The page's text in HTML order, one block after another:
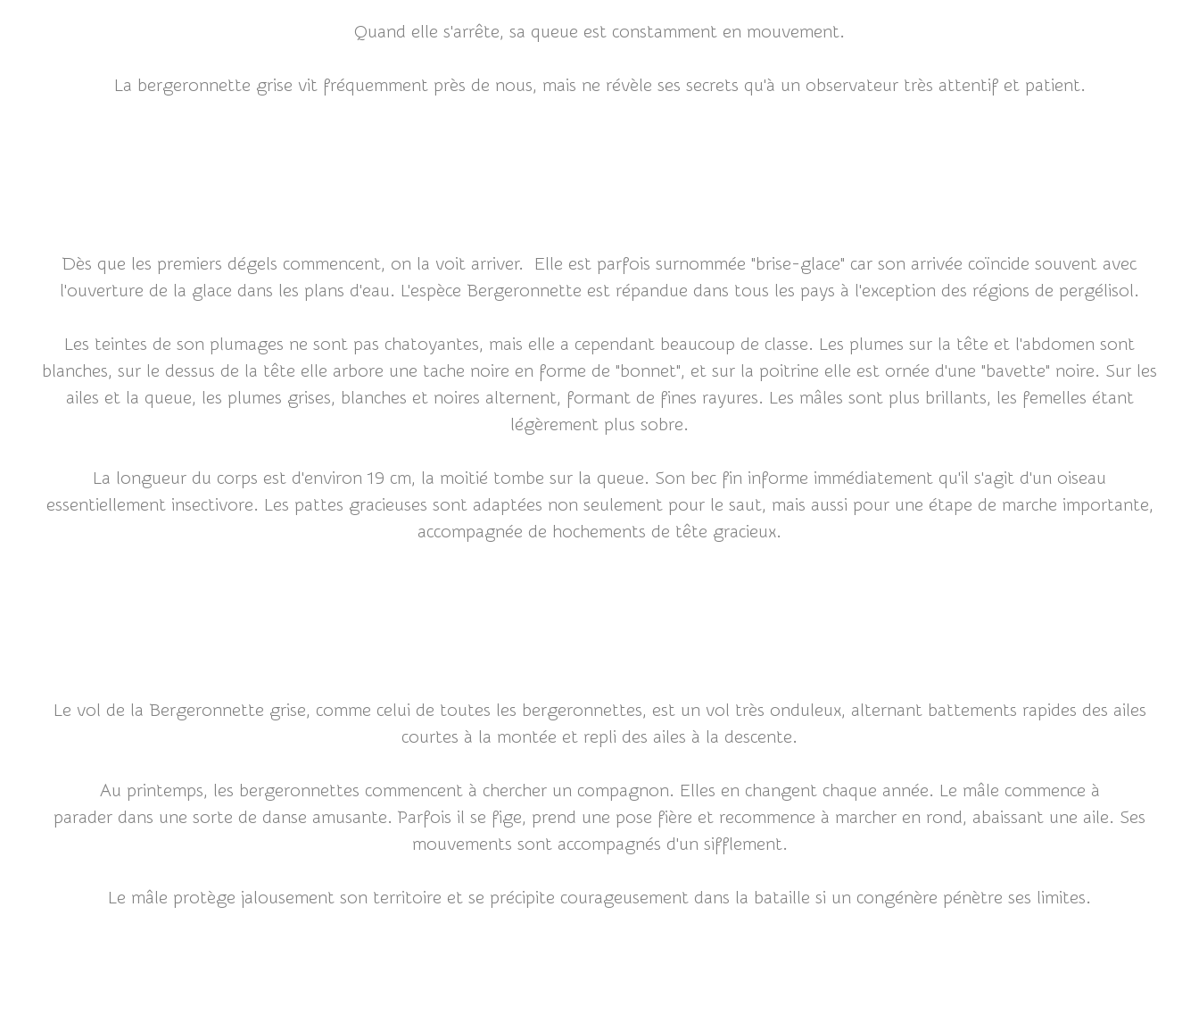
Quand elle s'arrête, sa queue est constamment en mouvement.
La bergeronnette grise vit fréquemment près de nous, mais ne révèle ses secrets qu'à un observateur très attentif et patient.
Dès que les premiers dégels commencent, on la voit arriver. Elle est parfois surnommée "brise-glace" car son arrivée coïncide souvent avec
l'ouverture de la glace dans les plans d'eau. L'espèce Bergeronnette est répandue dans tous les pays à l'exception des régions de pergélisol.
Les teintes de son plumages ne sont pas chatoyantes, mais elle a cependant beaucoup de classe. Les plumes sur la tête et l'abdomen sont
blanches, sur le dessus de la tête elle arbore une tache noire en forme de "bonnet", et sur la poitrine elle est ornée d'une "bavette" noire. Sur les
ailes et la queue, les plumes grises, blanches et noires alternent, formant de fines rayures. Les mâles sont plus brillants, les femelles étant
légèrement plus sobre.
La longueur du corps est d'environ 19 cm, la moitié tombe sur la queue. Son bec fin informe immédiatement qu'il s'agit d'un oiseau
essentiellement insectivore. Les pattes gracieuses sont adaptées non seulement pour le saut, mais aussi pour une étape de marche importante,
accompagnée de hochements de tête gracieux.
Le vol de la Bergeronnette grise, comme celui de toutes les bergeronnettes, est un vol très onduleux, alternant battements rapides des ailes
courtes à la montée et repli des ailes à la descente.
Au printemps, les bergeronnettes commencent à chercher un compagnon. Elles en changent chaque année. Le mâle commence à
parader dans une sorte de danse amusante. Parfois il se fige, prend une pose fière et recommence à marcher en rond, abaissant une aile. Ses
mouvements sont accompagnés d'un sifflement.
Le mâle protège jalousement son territoire et se précipite courageusement dans la bataille si un congénère pénètre ses limites.